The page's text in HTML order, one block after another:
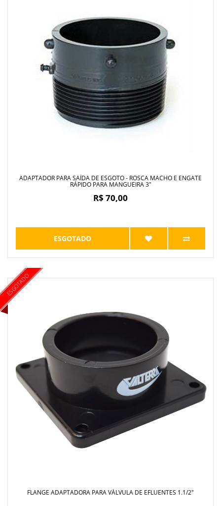
ADAPTADOR PARA SAÍDA DE ESGOTO - ROSCA MACHO E ENGATE
RÁPIDO PARA MANGUEIRA 3"
R$ 70,00
ESGOTADO
ESGOTADO
FLANGE ADAPTADORA PARA VÁLVULA DE EFLUENTES 1.1/2"